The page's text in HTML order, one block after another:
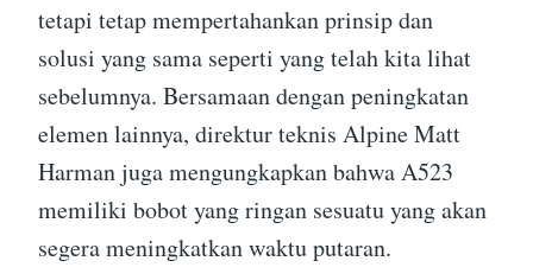
tetapi tetap mempertahankan prinsip dan
solusi yang sama seperti yang telah kita lihat
sebelumnya. Bersamaan dengan peningkatan
elemen lainnya, direktur teknis Alpine Matt
Harman juga mengungkapkan bahwa A523
memiliki bobot yang ringan sesuatu yang akan
segera meningkatkan waktu putaran.